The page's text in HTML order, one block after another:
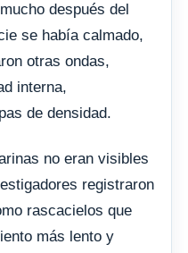
después del
se había calmado,
otras ondas,
interna,
de densidad.
no eran visibles
registraron
rascacielos que
más lento y